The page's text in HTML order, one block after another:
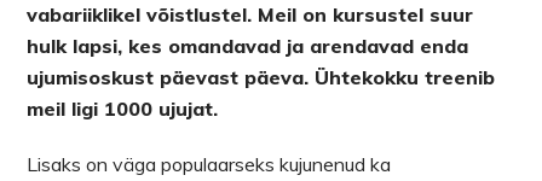
vabariiklikel võistlustel. Meil on kursustel suur
hulk lapsi, kes omandavad ja arendavad enda
ujumisoskust päevast päeva. Ühtekokku treenib
meil ligi 1000 ujujat.
Lisaks on väga populaarseks kujunenud ka